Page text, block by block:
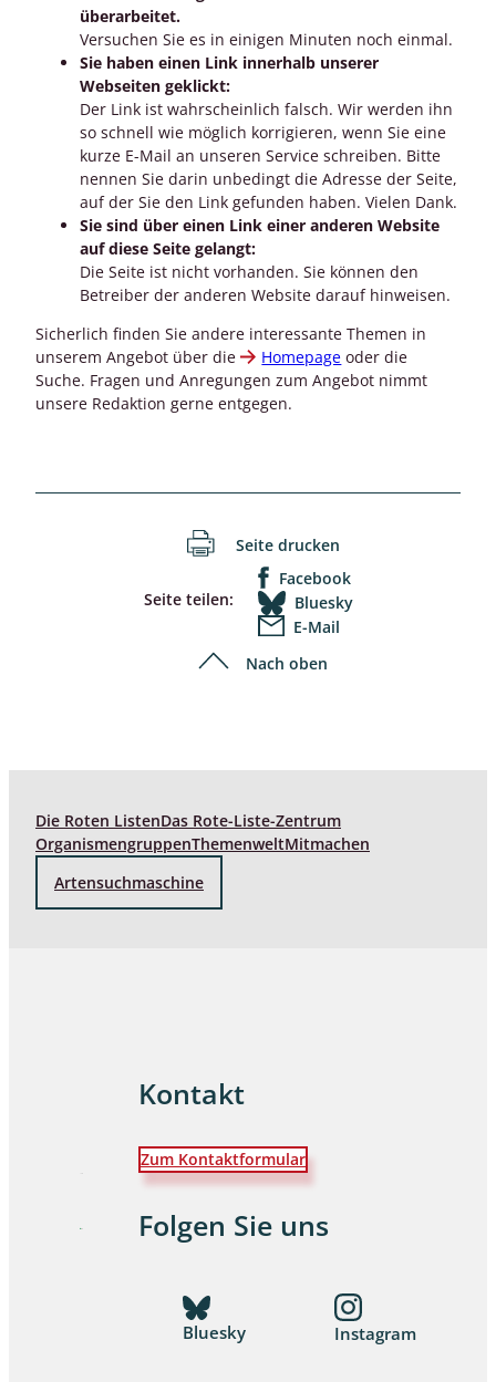
überarbeitet.
Versuchen Sie es in einigen Minuten noch einmal.
Sie haben einen Link innerhalb unserer
Webseiten geklickt:
Der Link ist wahrscheinlich falsch. Wir werden ihn
so schnell wie möglich korrigieren, wenn Sie eine
kurze E-Mail an unseren Service schreiben. Bitte
nennen Sie darin unbedingt die Adresse der Seite,
auf der Sie den Link gefunden haben. Vielen Dank.
Sie sind über einen Link einer anderen Website
auf diese Seite gelangt:
Die Seite ist nicht vorhanden. Sie können den
Betreiber der anderen Website darauf hinweisen.
Sicherlich finden Sie andere interessante Themen in
unserem Angebot über die
Homepage oder die
Suche. Fragen und Anregungen zum Angebot nimmt
unsere Redaktion gerne entgegen.
Seite drucken
Seite teilen:
Facebook
Bluesky
E-Mail
Nach oben
Die Roten ListenDas Rote-Liste-Zentrum
OrganismengruppenThemenweltMitmachen
Artensuchmaschine
Kontakt
Zum Kontaktformular
Folgen Sie uns
Bluesky Instagram